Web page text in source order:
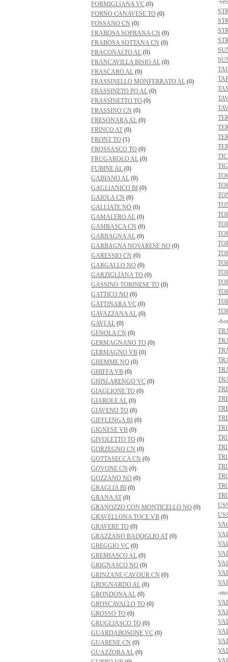
FORMIGLIANA VC (0)
FORNO CANAVESE TO (0)
FOSSANO CN (0)
FRABOSA SOPRANA CN (0)
FRABOSA SOTTANA CN (0)
FRACONALTO AL (0)
FRANCAVILLA BISIO AL (0)
FRASCARO AL (0)
FRASSINELLO MONFERRATO AL (0)
FRASSINETO PO AL (0)
FRASSINETTO TO (0)
FRASSINO CN (0)
FRESONARA AL (0)
FRINCO AT (0)
FRONT TO (1)
FROSSASCO TO (0)
FRUGAROLO AL (0)
FUBINE AL (0)
GABIANO AL (0)
GAGLIANICO BI (0)
GAIOLA CN (0)
GALLIATE NO (0)
GAMALERO AL (0)
GAMBASCA CN (0)
GARBAGNA AL (0)
GARBAGNA NOVARESE NO (0)
GARESSIO CN (0)
GARGALLO NO (0)
GARZIGLIANA TO (0)
GASSINO TORINESE TO (0)
GATTICO NO (0)
GATTINARA VC (0)
GAVAZZANA AL (0)
GAVI AL (0)
GENOLA CN (0)
GERMAGNANO TO (0)
GERMAGNO VB (0)
GHEMME NO (0)
GHIFFA VB (0)
GHISLARENGO VC (0)
GIAGLIONE TO (0)
GIAROLE AL (0)
GIAVENO TO (0)
GIFFLENGA BI (0)
GIGNESE VB (0)
GIVOLETTO TO (0)
GORZEGNO CN (0)
GOTTASECCA CN (0)
GOVONE CN (0)
GOZZANO NO (0)
GRAGLIA BI (0)
GRANA AT (0)
GRANOZZO CON MONTICELLO NO (0)
GRAVELLONA TOCE VB (0)
GRAVERE TO (0)
GRAZZANO BADOGLIO AT (0)
GREGGIO VC (0)
GREMIASCO AL (0)
GRIGNASCO NO (0)
GRINZANE CAVOUR CN (0)
GROGNARDO AL (0)
GRONDONA AL (0)
GROSCAVALLO TO (0)
GROSSO TO (0)
GRUGLIASCO TO (0)
GUARDABOSONE VC (0)
GUARENE CN (0)
GUAZZORA AL (0)
-
-